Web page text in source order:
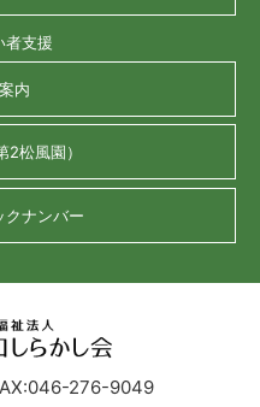
者支援
内
2松風園）
クナンバー
276-9049